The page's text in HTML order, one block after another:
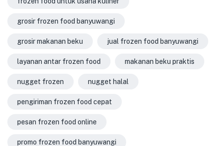
grosir frozen food banyuwangi
grosir makanan beku jual frozen food banyuwangi
layanan antar frozen food makanan beku praktis
nugget frozen nugget halal
pengiriman frozen food cepat
pesan frozen food online
promo frozen food banyuwangi